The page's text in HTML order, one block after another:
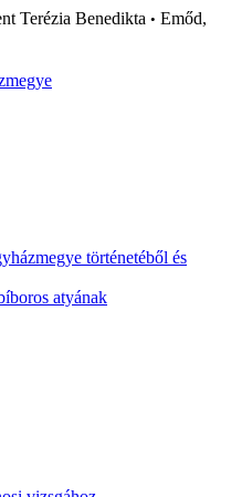
Terézia Benedikta • Emőd,
történetéből és
atyának